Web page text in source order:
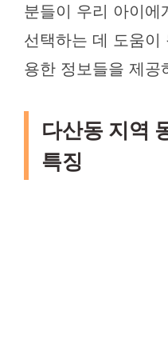
분들이 우리 아이에
선택하는 데 도움이
용한 정보들을 제공
다산동 지역
특징